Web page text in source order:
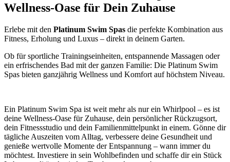
Wellness-Oase für Dein Zuhause
Erlebe mit den Platinum Swim Spas die perfekte Kombination aus
Fitness, Erholung und Luxus – direkt in deinem Garten.
Ob für sportliche Trainingseinheiten, entspannende Massagen oder
ein erfrischendes Bad mit der ganzen Familie: Die Platinum Swim
Spas bieten ganzjährig Wellness und Komfort auf höchstem Niveau.
Ein Platinum Swim Spa ist weit mehr als nur ein Whirlpool – es ist
deine Wellness-Oase für Zuhause, dein persönlicher Rückzugsort,
dein Fitnessstudio und dein Familienmittelpunkt in einem. Gönne dir
tägliche Auszeiten vom Alltag, verbessere deine Gesundheit und
genieße wertvolle Momente der Entspannung – wann immer du
möchtest. Investiere in sein Wohlbefinden und schaffe dir ein Stück